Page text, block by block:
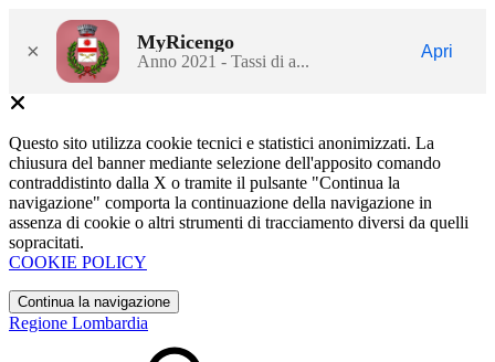
× MyRicengo
Anno 2021 - Tassi di a...
Apri
Questo sito utilizza cookie tecnici e statistici anonimizzati. La
chiusura del banner mediante selezione dell'apposito comando
contraddistinto dalla X o tramite il pulsante "Continua la
navigazione" comporta la continuazione della navigazione in
assenza di cookie o altri strumenti di tracciamento diversi da quelli
sopracitati.
COOKIE POLICY
Continua la navigazione
Regione Lombardia